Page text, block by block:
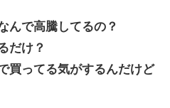
んで高騰してるの？
だけ？
買ってる気がするんだけど